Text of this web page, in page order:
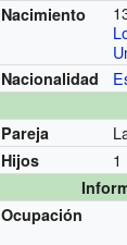
Nacimiento
Nacionalidad
Pareja
Hijos 1
Ocupación